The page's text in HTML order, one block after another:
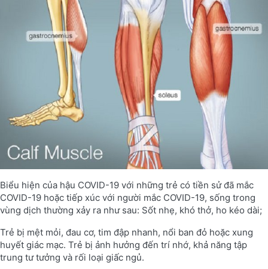
Biểu hiện của hậu COVID-19 với những trẻ có tiền sử đã mắc
COVID-19 hoặc tiếp xúc với người mắc COVID-19, sống trong
vùng dịch thường xảy ra như sau: Sốt nhẹ, khó thở, ho kéo dài;
Trẻ bị mệt mỏi, đau cơ, tim đập nhanh, nổi ban đỏ hoặc xung
huyết giác mạc. Trẻ bị ảnh hưởng đến trí nhớ, khả năng tập
trung tư tưởng và rối loại giấc ngủ.